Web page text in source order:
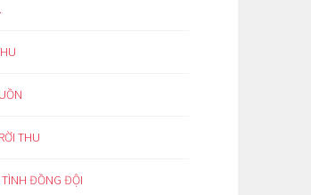
THU
TÌNH ĐỒNG ĐỘI